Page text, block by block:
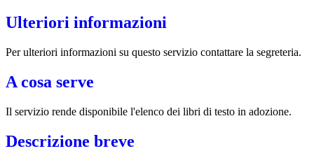
Ulteriori informazioni
Per ulteriori informazioni su questo servizio contattare la segreteria.
A cosa serve
Il servizio rende disponibile l'elenco dei libri di testo in adozione.
Descrizione breve